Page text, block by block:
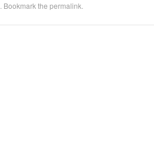
. Bookmark the permalink.